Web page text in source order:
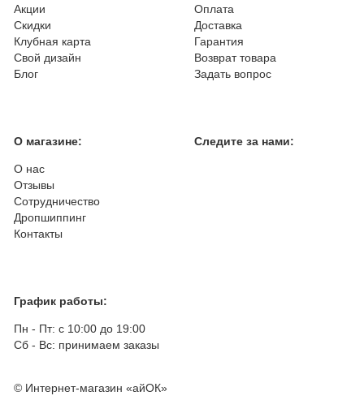
График работы:
Пн - Пт: с 10:00 до 19:00
Сб - Вс: принимаем заказы
© Интернет-магазин «айОК»
Акции
Скидки
Клубная карта
Свой дизайн
Блог
Оплата
Доставка
Гарантия
Возврат товара
Задать вопрос
О магазине:
О нас
Отзывы
Сотрудничество
Дропшиппинг
Контакты
Следите за нами: